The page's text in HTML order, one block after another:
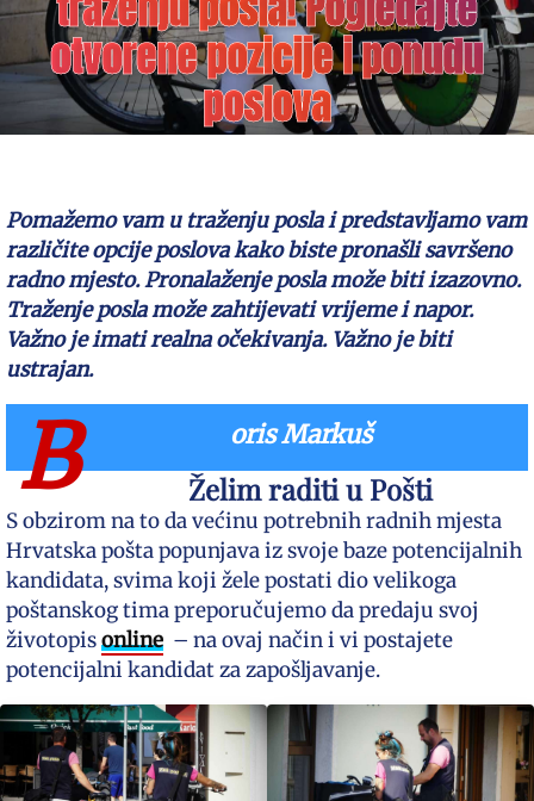
otvorene pozicije i ponudu
poslova
Pomažemo vam u traženju posla i predstavljamo vam
različite opcije poslova kako biste pronašli savršeno
radno mjesto. Pronalaženje posla može biti izazovno.
Traženje posla može zahtijevati vrijeme i napor.
Važno je imati realna očekivanja. Važno je biti
ustrajan.
B oris Markuš
Želim raditi u Pošti
S obzirom na to da većinu potrebnih radnih mjesta
Hrvatska pošta popunjava iz svoje baze potencijalnih
kandidata, svima koji žele postati dio velikoga
poštanskog tima preporučujemo da predaju svoj
životopisonline – na ovaj način i vi postajete
potencijalni kandidat za zapošljavanje.